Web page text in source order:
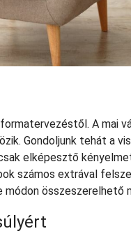
A mai
Gondoljunk tehát a
elképesztő
számos extrával
összeszerelhető